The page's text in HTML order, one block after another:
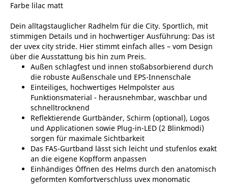
Farbe lilac matt
Dein alltagstauglicher Radhelm für die City. Sportlich, mit
stimmigen Details und in hochwertiger Ausführung: Das ist
der uvex city stride. Hier stimmt einfach alles – vom Design
über die Ausstattung bis hin zum Preis.
Außen schlagfest und innen stoßabsorbierend durch
die robuste Außenschale und EPS-Innenschale
Einteiliges, hochwertiges Helmpolster aus
Funktionsmaterial - herausnehmbar, waschbar und
schnelltrocknend
Reflektierende Gurtbänder, Schirm (optional), Logos
und Applicationen sowie Plug-in-LED (2 Blinkmodi)
sorgen für maximale Sichtbarkeit
Das FAS-Gurtband lässt sich leicht und stufenlos exakt
an die eigene Kopfform anpassen
Einhändiges Öffnen des Helms durch den anatomisch
geformten Komfortverschluss uvex monomatic